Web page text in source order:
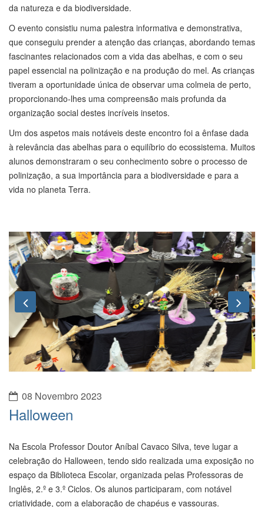
da natureza e da biodiversidade.
O evento consistiu numa palestra informativa e demonstrativa,
que conseguiu prender a atenção das crianças, abordando temas
fascinantes relacionados com a vida das abelhas, e com o seu
papel essencial na polinização e na produção do mel. As crianças
tiveram a oportunidade única de observar uma colmeia de perto,
proporcionando-lhes uma compreensão mais profunda da
organização social destes incríveis insetos.
Um dos aspetos mais notáveis deste encontro foi a ênfase dada
à relevância das abelhas para o equilíbrio do ecossistema. Muitos
alunos demonstraram o seu conhecimento sobre o processo de
polinização, a sua importância para a biodiversidade e para a
vida no planeta Terra.
Previous
08 Novembro 2023
Halloween
Na Escola Professor Doutor Aníbal Cavaco Silva, teve lugar a
celebração do Halloween, tendo sido realizada uma exposição no
espaço da Biblioteca Escolar, organizada pelas Professoras de
Inglês, 2.º e 3.º Ciclos. Os alunos participaram, com notável
criatividade, com a elaboração de chapéus e vassouras.